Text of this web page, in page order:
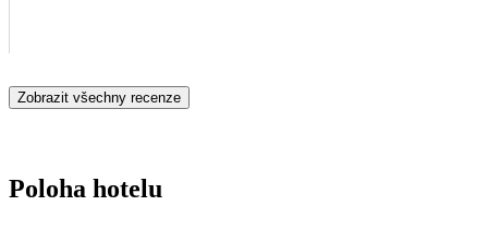
Zobrazit všechny recenze
Poloha hotelu